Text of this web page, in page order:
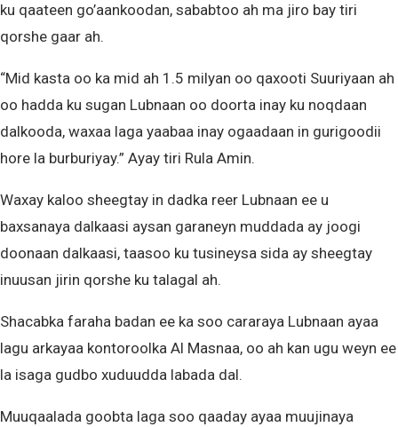
ku qaateen go’aankoodan, sababtoo ah ma jiro bay tiri
qorshe gaar ah.
“Mid kasta oo ka mid ah 1.5 milyan oo qaxooti Suuriyaan ah
oo hadda ku sugan Lubnaan oo doorta inay ku noqdaan
dalkooda, waxaa laga yaabaa inay ogaadaan in gurigoodii
hore la burburiyay.” Ayay tiri Rula Amin.
Waxay kaloo sheegtay in dadka reer Lubnaan ee u
baxsanaya dalkaasi aysan garaneyn muddada ay joogi
doonaan dalkaasi, taasoo ku tusineysa sida ay sheegtay
inuusan jirin qorshe ku talagal ah.
Shacabka faraha badan ee ka soo cararaya Lubnaan ayaa
lagu arkayaa kontoroolka Al Masnaa, oo ah kan ugu weyn ee
la isaga gudbo xuduudda labada dal.
Muuqaalada goobta laga soo qaaday ayaa muujinaya